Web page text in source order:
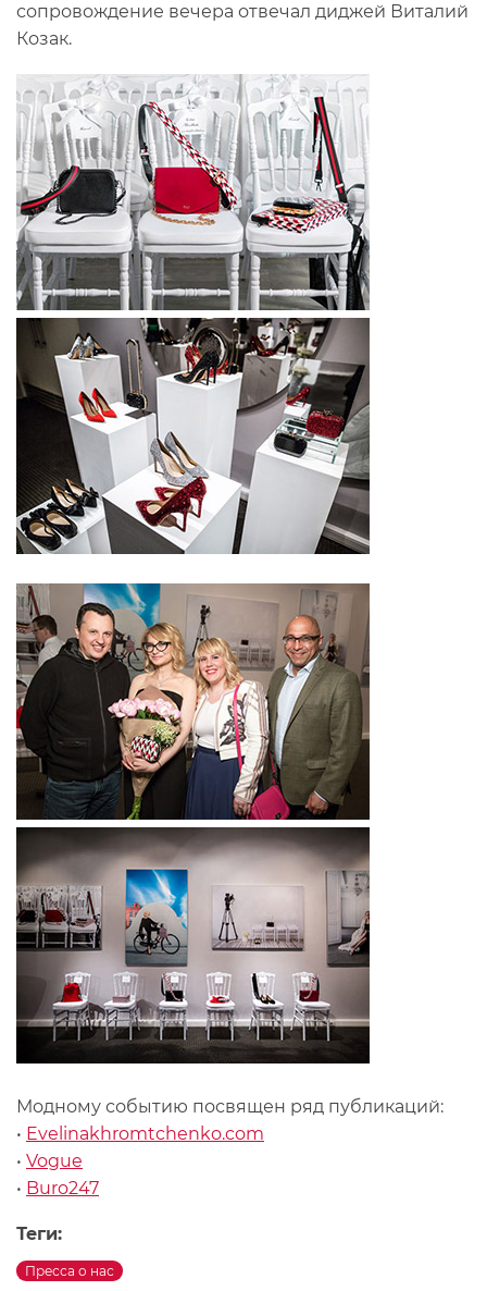
сопровождение вечера отвечал диджей Виталий
Козак.
Модному событию посвящен ряд публикаций:
• Evelinakhromtchenko.com
• Vogue
• Buro247
Теги:
Пресса о нас